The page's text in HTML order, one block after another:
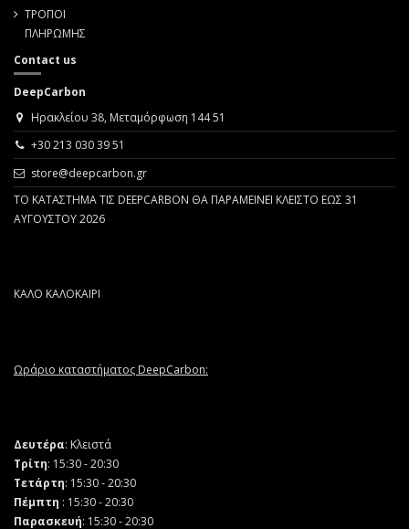
ΤΡΟΠΟΙ
ΠΛΗΡΩΜΗΣ
Contact us
DeepCarbon
Ηρακλείου 38, Μεταμόρφωση 144 51
+30 213 030 39 51
store@deepcarbon.gr
ΤΟ ΚΑΤΑΣΤΗΜΑ ΤΙΣ DEEPCARBON ΘΑ ΠΑΡΑΜΕΙΝΕΙ ΚΛΕΙΣΤΟ ΕΩΣ 31
ΑΥΓΟΥΣΤΟΥ 2026
ΚΑΛΟ ΚΑΛΟΚΑΙΡΙ
Ωράριο καταστήματος DeepCarbon:
Δευτέρα: Κλειστά
Τρίτη: 15:30 - 20:30
Τετάρτη: 15:30 - 20:30
Πέμπτη : 15:30 - 20:30
Παρασκευή: 15:30 - 20:30